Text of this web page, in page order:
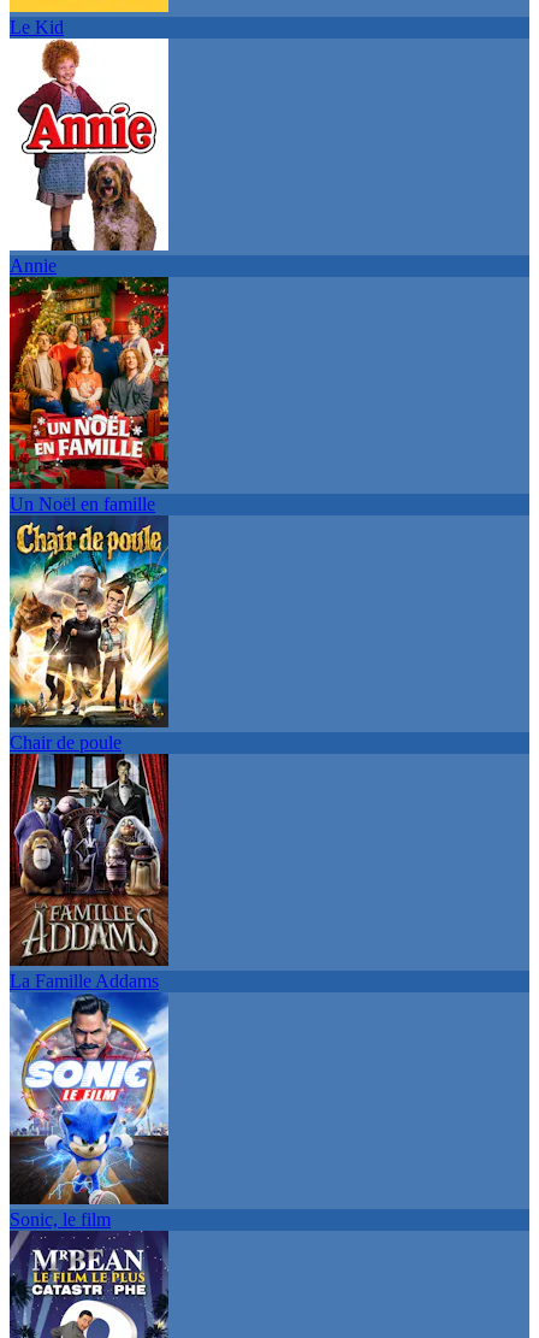
Le Kid
Annie
Un Noël en famille
Chair de poule
La Famille Addams
Sonic, le film